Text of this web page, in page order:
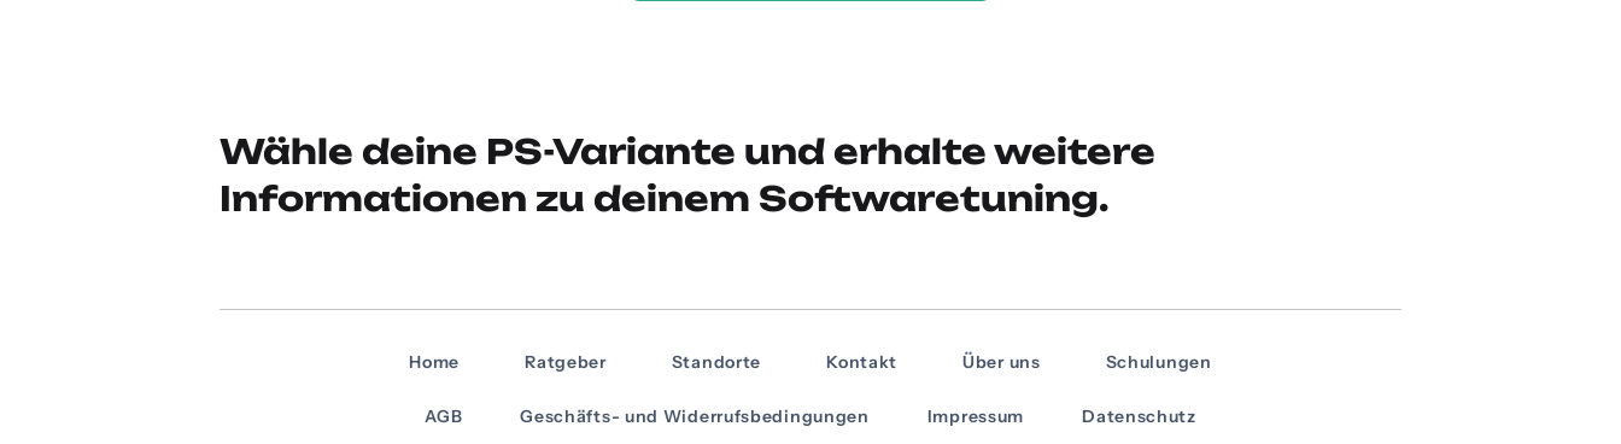
Wähle deine PS-Variante und erhalte weitere
Informationen zu deinem Softwaretuning.
Home Ratgeber Standorte Kontakt Über uns Schulungen
AGB Geschäfts- und Widerrufsbedingungen Impressum Datenschutz